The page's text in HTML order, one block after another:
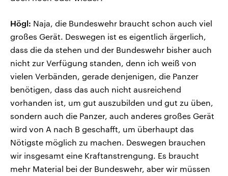
Högl: Naja, die Bundeswehr braucht schon auch viel
großes Gerät. Deswegen ist es eigentlich ärgerlich,
dass die da stehen und der Bundeswehr bisher auch
nicht zur Verfügung standen, denn ich weiß von
vielen Verbänden, gerade denjenigen, die Panzer
benötigen, dass das auch nicht ausreichend
vorhanden ist, um gut auszubilden und gut zu üben,
sondern auch die Panzer, auch anderes großes Gerät
wird von A nach B geschafft, um überhaupt das
Nötigste möglich zu machen. Deswegen brauchen
wir insgesamt eine Kraftanstrengung. Es braucht
mehr Material bei der Bundeswehr, aber wir müssen